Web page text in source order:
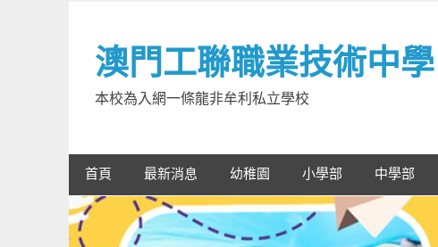
content澳門工聯職業技術中學
本校為入網一條龍非牟利私立學校
首頁 最新消息 幼稚園 小學部 中學部